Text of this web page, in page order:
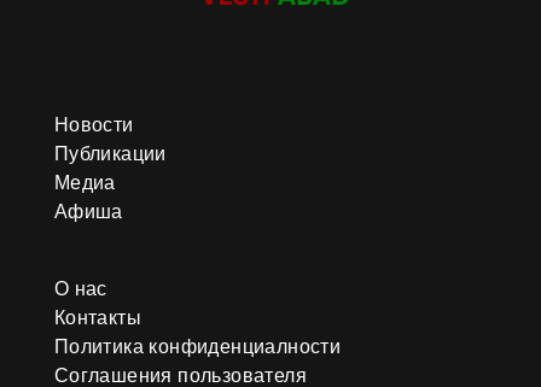
Новости
Публикации
Медиа
Афиша
О нас
Контакты
Политика конфиденциалности
Соглашения пользователя